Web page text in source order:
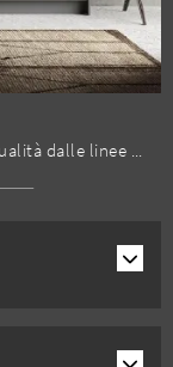
Cerchi una nuova madia bella e di grande qualità dalle linee moderne? Ecco a te il modello Horizon Athea 976 di Mobilgam, realizzato in laccato ...